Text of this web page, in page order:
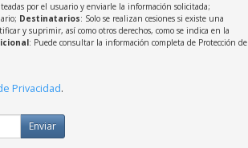
por el usuario y enviarle la información solicitada;
Destinatarios: Solo se realizan cesiones si existe una
y suprimir, así como otros derechos, como se indica en la
: Puede consultar la información completa de Protección de
Privacidad.
Enviar